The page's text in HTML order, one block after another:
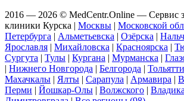
2016 — 2026 © MedCentr.Online — Сервис
клиники Курска | Москвы | Московской
Петербурга | Альметьевска | Озёрска |
Ярославля | Михайловска | Красноярска |
Сургута | Тулы | Кургана | Мурманска |
| Нижнего Новгорода | Белгорода | Тольятти
Махачкалы | Ялты | Сарапула | Армавира |
Перми | Йошкар-Олы | Волжского |